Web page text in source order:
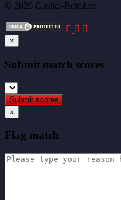
© 2026 Gasilci-Britof.eu
×
Submit match scores
×
Flag match